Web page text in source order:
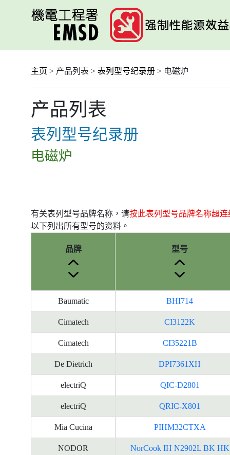
主页 > 产品列表 > 表列型号纪录册 > 电磁炉
产品列表
表列型号纪录册
电磁炉
有关表列型号品牌名称，请按此表列型号品牌名称超连
以下列出所有型号的资料。
品牌 型号
Baumatic BHI714
Cimatech CI3122K
Cimatech CI35221B
De Dietrich DPI7361XH
electriQ QIC-D2801
electriQ QRIC-X801
Mia Cucina PIHM32CTXA
NODOR NorCook IH N2902L BK HK